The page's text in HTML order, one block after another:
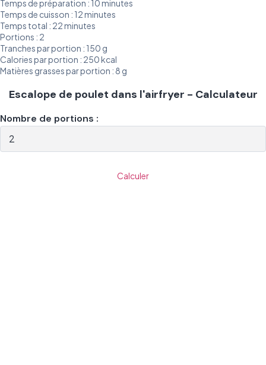
Temps de préparation : 10 minutes
Temps de cuisson : 12 minutes
Temps total : 22 minutes
Portions : 2
Tranches par portion : 150 g
Calories par portion : 250 kcal
Matières grasses par portion : 8 g
Escalope de poulet dans l'airfryer - Calculateur
Nombre de portions :
Calculer